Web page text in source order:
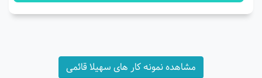
مشاهده نمونه کار های سهیلا قائمی